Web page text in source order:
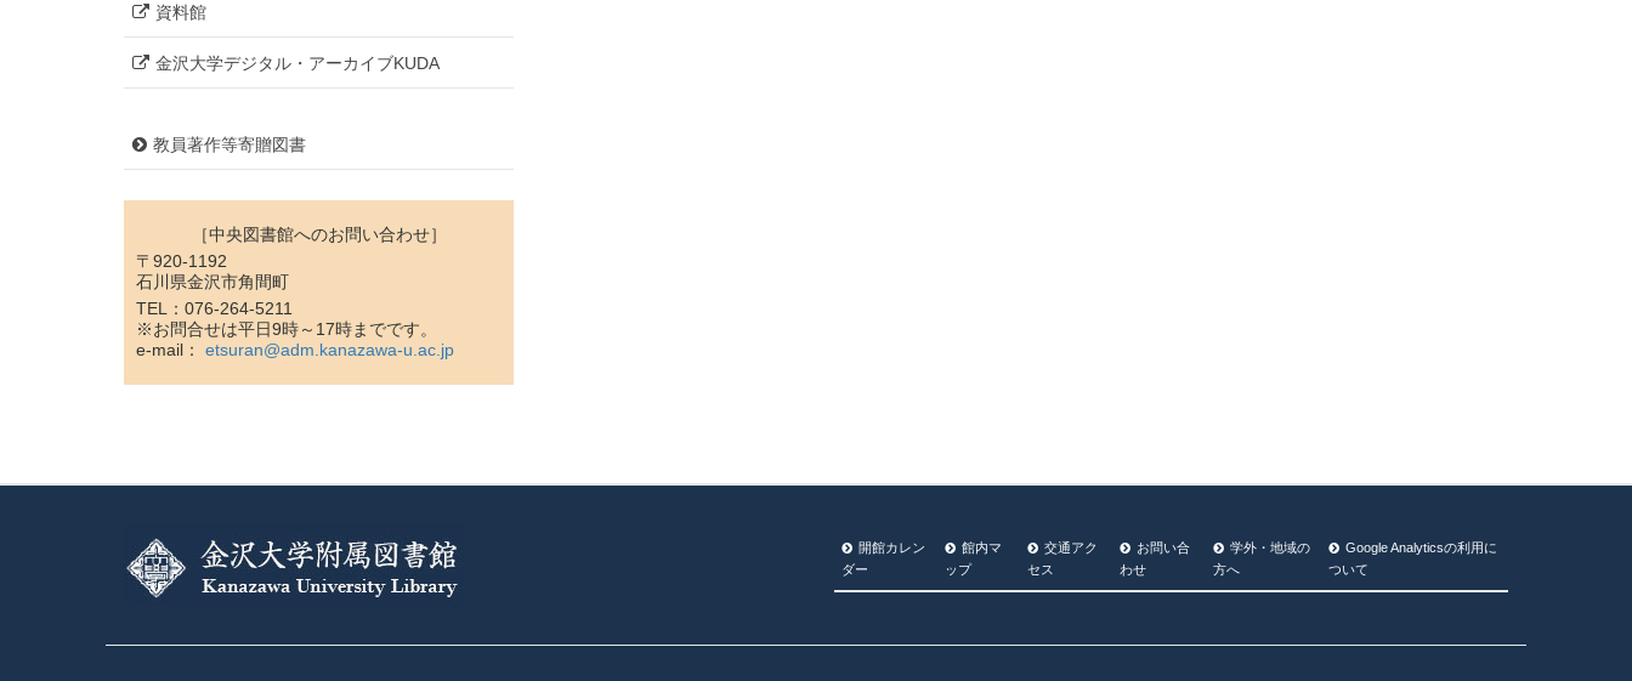
資料館
金沢大学デジタル・アーカイブKUDA
教員著作等寄贈図書
［中央図書館へのお問い合わせ］
〒920-1192
石川県金沢市角間町
TEL：076-264-5211
※お問合せは平日9時～17時までです。
e-mail： etsuran@adm.kanazawa-u.ac.jp
開館カレン
ダー
館内マ
ップ
交通アク
セス
お問い合
わせ
学外・地域の
方へ
Google Analyticsの利⽤に
ついて